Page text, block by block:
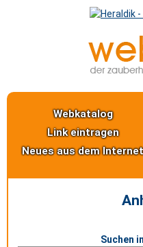
Webkatalog
Link eintragen
Neues aus dem
Suchen